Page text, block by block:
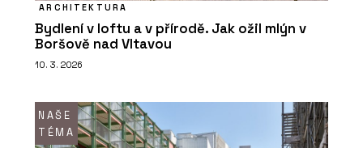
ARCHITEKTURA
Bydlení v loftu a v přírodě. Jak ožil mlýn v
Boršově nad Vltavou
10. 3. 2026
NAŠE
TÉMA